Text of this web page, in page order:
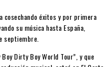
cosechando éxitos y por primera
su música hasta España,
septiembre.
Dirty Boy World Tour”, y que